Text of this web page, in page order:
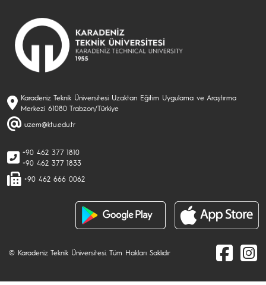
Karadeniz Teknik Üniversitesi Uzaktan Eğitim Uygulama ve Araştırma
Merkezi 61080 Trabzon/Türkiye
uzem@ktu.edu.tr
+90 462 377 1810
+90 462 377 1833
+90 462 666 0062
© Karadeniz Teknik Üniversitesi. Tüm Hakları Saklıdır